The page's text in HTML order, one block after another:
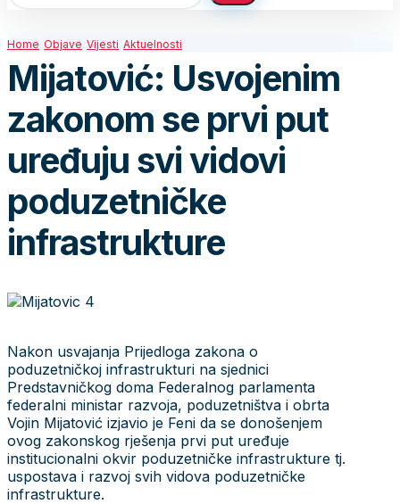
Home Objave Vijesti Aktuelnosti
Mijatović: Usvojenim
zakonom se prvi put
uređuju svi vidovi
poduzetničke
infrastrukture
Nakon usvajanja Prijedloga zakona o
poduzetničkoj infrastrukturi na sjednici
Predstavničkog doma Federalnog parlamenta
federalni ministar razvoja, poduzetništva i obrta
Vojin Mijatović izjavio je Feni da se donošenjem
ovog zakonskog rješenja prvi put uređuje
institucionalni okvir poduzetničke infrastrukture tj.
uspostava i razvoj svih vidova poduzetničke
infrastrukture.